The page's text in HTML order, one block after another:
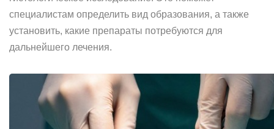
специалистам определить вид образования, а также
установить, какие препараты потребуются для
дальнейшего лечения.